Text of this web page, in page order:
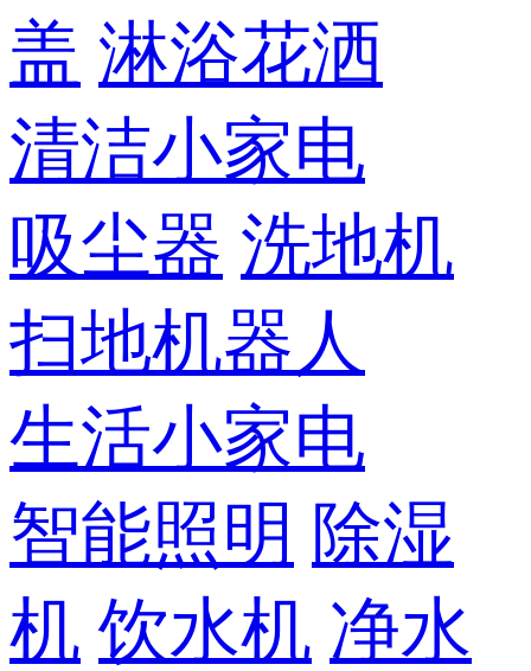
盖 淋浴花洒
清洁小家电
吸尘器 洗地机
扫地机器人
生活小家电
智能照明 除湿
机 饮水机 净水